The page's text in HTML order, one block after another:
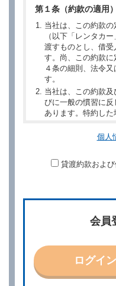
第１条（約款の適用）
当社は、この約款
（以下「レンタカ
渡すものとし、借受
す。尚、この約款に
４条の細則、法令
す。
当社は、この約款
びに一般の慣習に
あります。特約し
第２条（予約の申込
所、運転者、チャ
他の借受条件（以
社は、電話連絡並び
すが、予約内容と
責任を負わないも
当社は、借受人から
個人
貸渡約款および
会員
ログイ